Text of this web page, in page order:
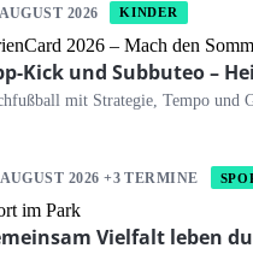
2026 KINDER
2026 – Mach den
Kick und Subbuteo –
mit Strategie, Tempo und
2026 +3 TERMINE
im Park
Vielfalt leben